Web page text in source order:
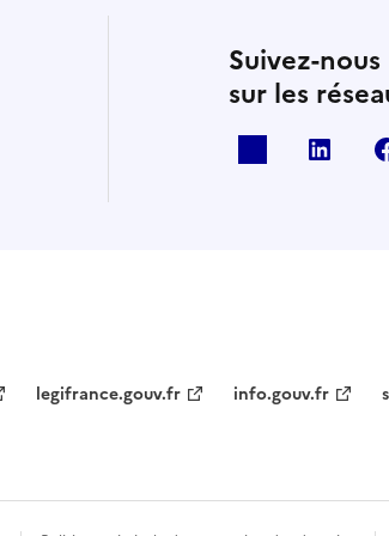
Suivez-nous
sur les
legifrance.gouv.fr info.gouv.fr